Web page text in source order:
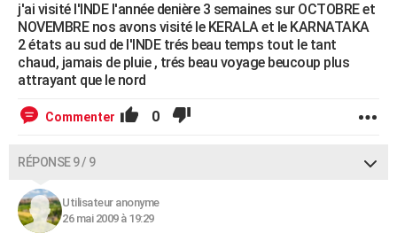
j'ai visité l'INDE l'année denière 3 semaines sur OCTOBRE et
NOVEMBRE nos avons visité le KERALA et le KARNATAKA
2 états au sud de l'INDE trés beau temps tout le tant
chaud, jamais de pluie , trés beau voyage beucoup plus
attrayant que le nord
Commenter 0
RÉPONSE 9 / 9
Utilisateur anonyme
26 mai 2009 à 19:29